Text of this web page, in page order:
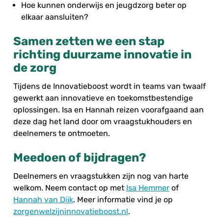
Hoe kunnen onderwijs en jeugdzorg beter op
elkaar aansluiten?
Samen zetten we een stap
richting duurzame innovatie in
de zorg
Tijdens de Innovatieboost wordt in teams van twaalf
gewerkt aan innovatieve en toekomstbestendige
oplossingen. Isa en Hannah reizen voorafgaand aan
deze dag het land door om vraagstukhouders en
deelnemers te ontmoeten.
Meedoen of bijdragen?
Deelnemers en vraagstukken zijn nog van harte
welkom. Neem contact op met Isa Hemmer of
Hannah van Dijk. Meer informatie vind je op
zorgenwelzijninnovatieboost.nl.